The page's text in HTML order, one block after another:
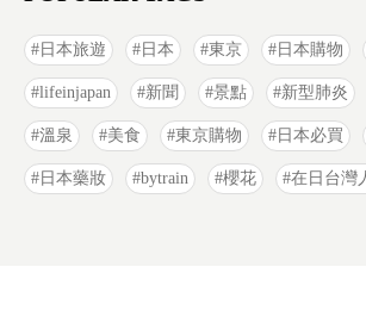
日本旅遊 日本 東京 日本購物
lifeinjapan 新聞 景點 新型肺炎
溫泉 美食 東京購物 日本必買
日本藥妝 bytrain 櫻花 在日台灣